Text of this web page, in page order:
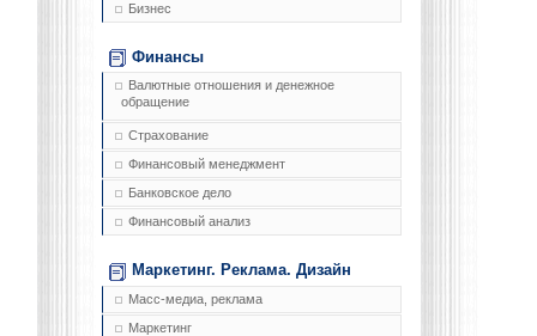
Бизнес
Финансы
Валютные отношения и денежное
обращение
Страхование
Финансовый менеджмент
Банковское дело
Финансовый анализ
Маркетинг. Реклама. Дизайн
Масс-медиа, реклама
Маркетинг